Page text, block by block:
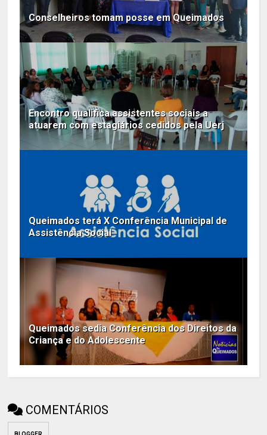
Conselheiros tomam posse em Queimados
Encontro qualifica assistentes sociais a
atuarem com estagiários cedidos pela Uerj
Queimados terá X Conferência Municipal de
Assistência Social
Queimados sedia Conferência dos Direitos da
Criança e do Adolescente
COMENTÁRIOS